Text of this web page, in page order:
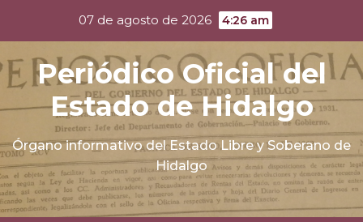
content
07 de agosto de 2026 4:26 am
Periódico Oficial del
Estado de Hidalgo
Órgano informativo del Estado Libre y Soberano de
Hidalgo